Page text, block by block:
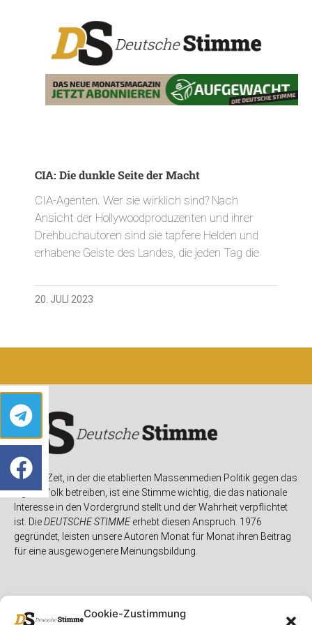
Cookie-Zustimmung
CIA: Die dunkle Seite der Macht
CIA-Agenten. Wer sie wirklich sind? Nach
Ansicht der Hollywoodproduzenten und ihrer
Drehbuchautoren sind sie tapfere Helden und
erhabene Geiste des Landes, die jeden Tag die
20. JULI 2023
In einer Zeit, in der die etablierten Massenmedien Politik gegen das
eigene Volk betreiben, ist eine Stimme wichtig, die das nationale
Interesse in den Vordergrund stellt und der Wahrheit verpflichtet
ist. DieDEUTSCHE STIMMEerhebt diesen Anspruch. 1976
gegründet, leisten unsere Autoren Monat für Monat ihren Beitrag
für eine ausgewogenere Meinungsbildung.